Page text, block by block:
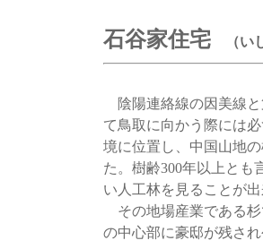
石谷家住宅 （い
陰陽連絡線の因美線と
て鳥取に向かう際には
境に位置し、中国山地
た。樹齢300年以上とも
い人工林を見ることが出
その地場産業である杉
の中心部に豪邸が残さ